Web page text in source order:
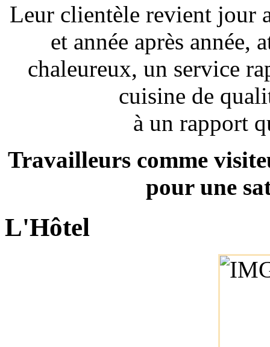
Leur clientèle revient jour
et année après année,
chaleureux, un service
cuisine de
à un rapport
Travailleurs comme
pour une
L'Hôtel